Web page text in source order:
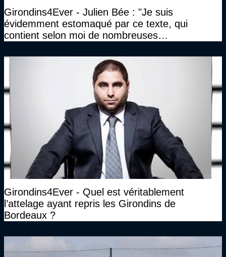
Girondins4Ever - Julien Bée : "Je suis
évidemment estomaqué par ce texte, qui
contient selon moi de nombreuses
plan juridique"
Girondins4Ever - Quel est véritablement
l’attelage ayant repris les Girondins de
Bordeaux ?